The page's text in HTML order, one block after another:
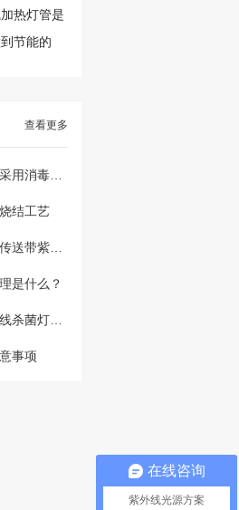
热灯管是
节能的
查看更多
紫外线灯使用多长时间采用消毒效果
结工艺
朗普科技推出安检行李传送带紫外杀菌解决方案
是什么？
智能配送机器人用紫外线杀菌灯如何选型？
事项
在线咨询
紫外线光源方案